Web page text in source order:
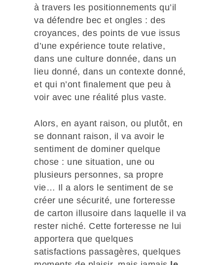
à travers les positionnements qu’il
va défendre bec et ongles : des
croyances, des points de vue issus
d’une expérience toute relative,
dans une culture donnée, dans un
lieu donné, dans un contexte donné,
et qui n’ont finalement que peu à
voir avec une réalité plus vaste.
Alors, en ayant raison, ou plutôt, en
se donnant raison, il va avoir le
sentiment de dominer quelque
chose : une situation, une ou
plusieurs personnes, sa propre
vie… Il a alors le sentiment de se
créer une sécurité, une forteresse
de carton illusoire dans laquelle il va
rester niché. Cette forteresse ne lui
apportera que quelques
satisfactions passagères, quelques